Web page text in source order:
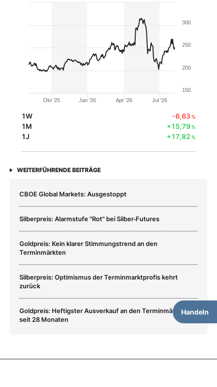
Handeln
Okt '25 Jan '26 Apr '26 Jul '26
150
200
250
300
1W -6,63%
1M +15,79%
1J +17,82%
WEITERFÜHRENDE BEITRÄGE
CBOE Global Markets: Ausgestoppt
Silberpreis: Alarmstufe "Rot" bei Silber‑Futures
Goldpreis: Kein klarer Stimmungstrend an den
Terminmärkten
Silberpreis: Optimismus der Terminmarktprofis kehrt
zurück
Goldpreis: Heftigster Ausverkauf an den Terminmärkten
seit 28 Monaten